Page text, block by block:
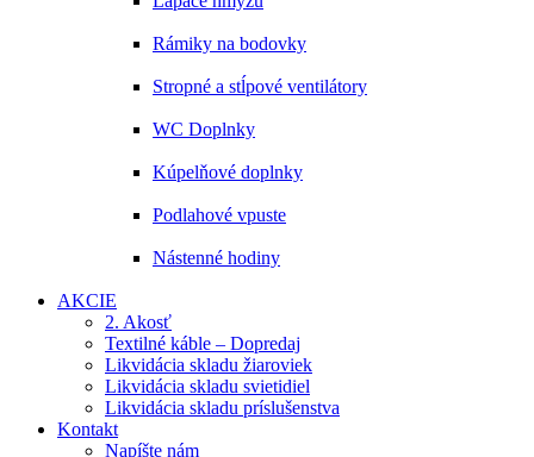
Rámiky na bodovky
Stropné a stĺpové ventilátory
WC Doplnky
Kúpelňové doplnky
Podlahové vpuste
Nástenné hodiny
AKCIE
2. Akosť
Textilné káble – Dopredaj
Likvidácia skladu žiaroviek
Likvidácia skladu svietidiel
Likvidácia skladu príslušenstva
Kontakt
Napíšte nám